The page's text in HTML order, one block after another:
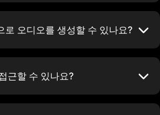
오디오를 생성할 수 있나요?
근할 수 있나요?